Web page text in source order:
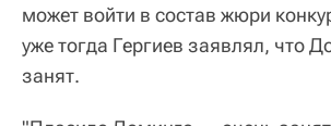
может войти в состав жюри
уже тогда Гергиев заявлял, что
занят.